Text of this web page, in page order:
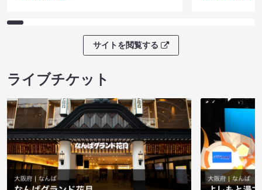
サイトを閲覧する
ライブチケット